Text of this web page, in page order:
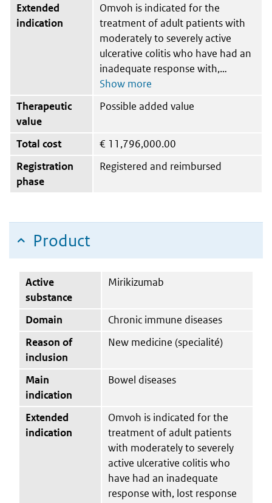
Extended
indication
Omvoh is indicated for the
treatment of adult patients with
moderately to severely active
ulcerative colitis who have had an
inadequate response with,
Therapeutic
value
Possible added value
Total cost € 11,796,000.00
Registration
phase
Registered and reimbursed
Product
Active
substance
Mirikizumab
Domain
Chronic immune diseases
Reason of
inclusion
New medicine (specialité)
Main
indication
Bowel diseases
Extended
indication
Omvoh is indicated for the
treatment of adult patients
with moderately to severely
active ulcerative colitis who
have had an inadequate
response with, lost response